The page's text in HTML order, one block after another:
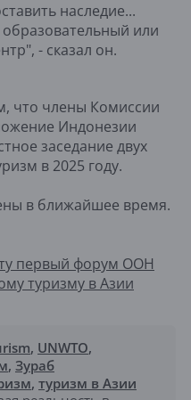
наследие...
образовательный или
- сказал он.
что члены Комиссии
Индонезии
заседание двух
в 2025 году.
в ближайшее время.
первый форум ООН
туризму в Азии
, UNWTO,
, Зураб
, туризм в Азии